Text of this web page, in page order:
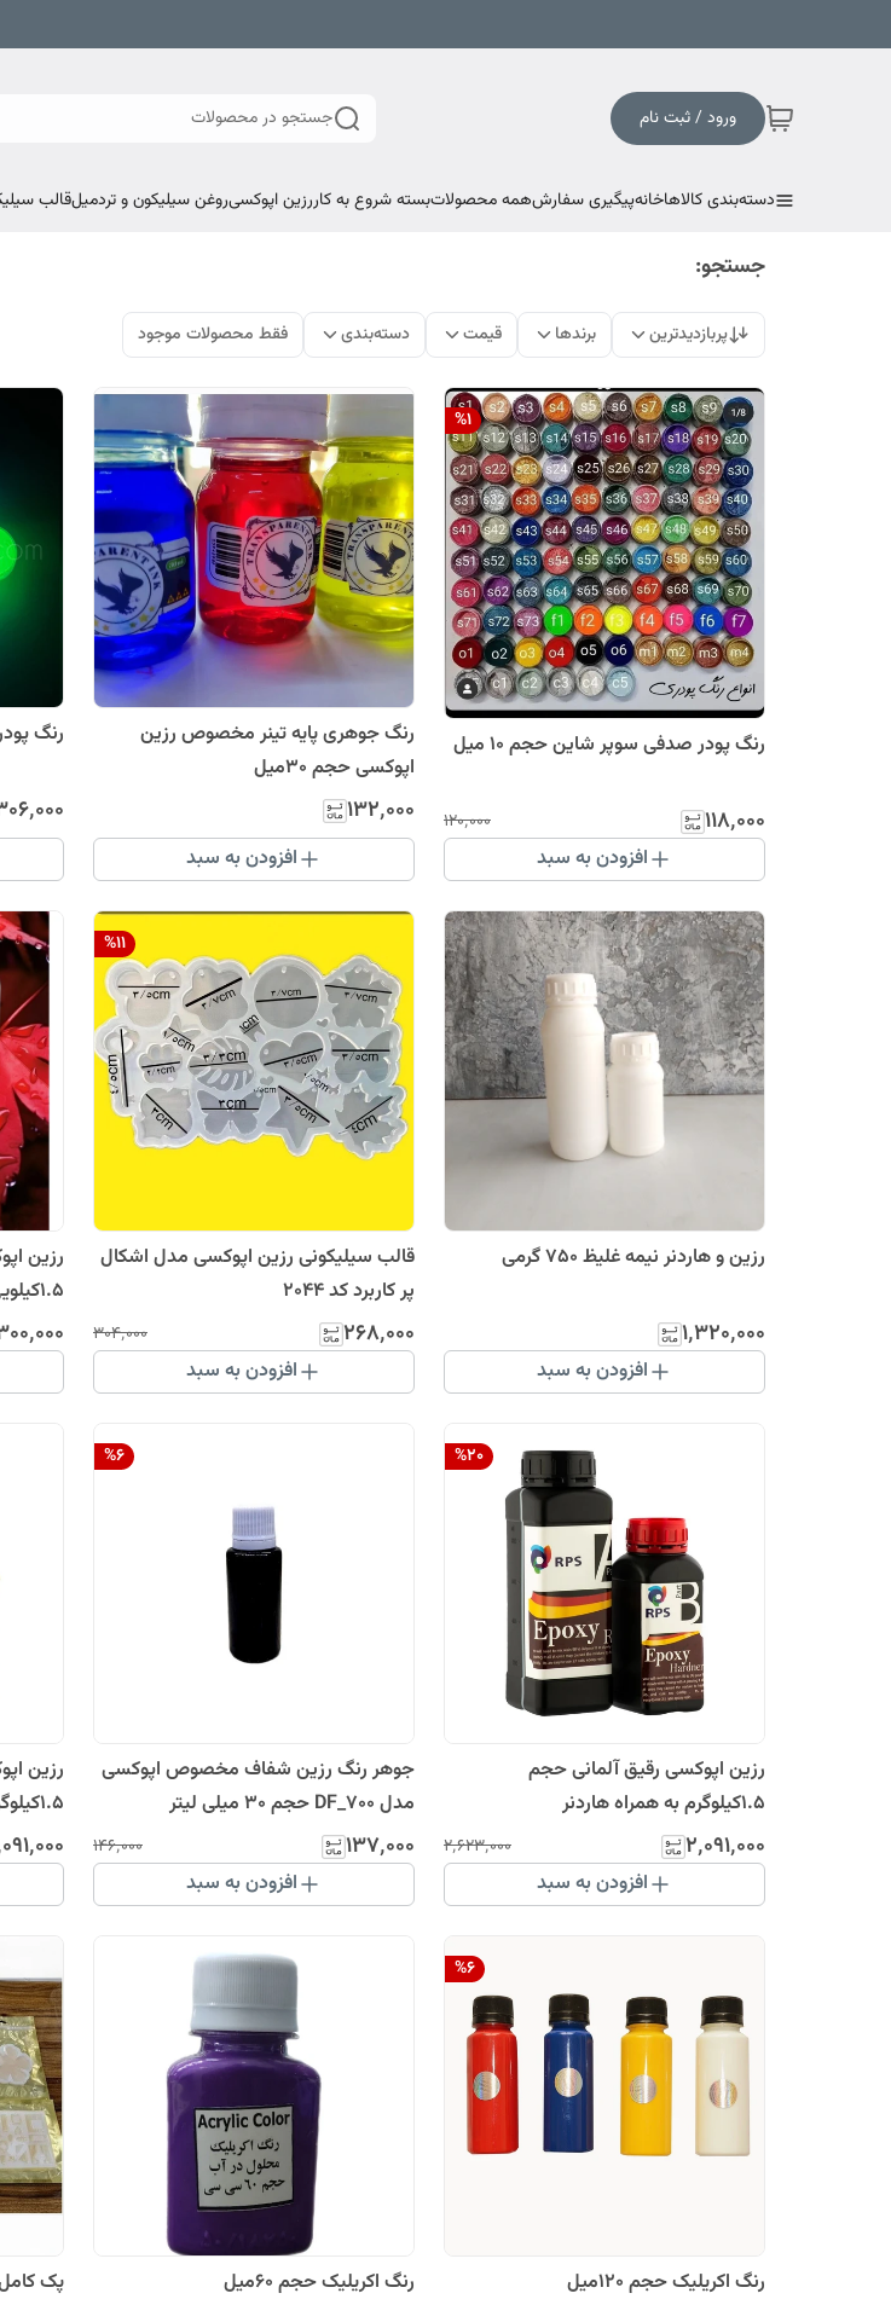
ورود / ثبت نام جستجو در محصولات
دسته‌بندی کالاهاخانهپیگیری سفارشهمه محصولاتبسته شروع به کاررزین اپوکسیروغن سیلیکون و تردمیلقالب
جستجو:
پربازدیدترین برندها قیمت دسته‌بندی فقط محصولات موجود
%1
رنگ پودر صدفی سوپر شاین حجم ۱۰ میل
۱۱۸٬۰۰۰ ۱۲۰٬۰۰۰
افزودن به سبد
رنگ جوهری پایه تینر مخصوص رزین
اپوکسی حجم 30میل
۱۳۲٬۰۰۰
افزودن به سبد
رنگ
رزین و هاردنر نیمه غلیظ 750 گرمی
۱٬۳۲۰٬۰۰۰
افزودن به سبد
%11
قالب سیلیکونی رزین اپوکسی مدل اشکال
پر کاربرد کد 2044
۲۶۸٬۰۰۰ ۳۰۴٬۰۰۰
افزودن به سبد
رزین
1.5کیلویی با هاردنر
%20
رزین اپوکسی رقیق آلمانی حجم
۱.۵کیلوگرم به همراه هاردنر
۲٬۰۹۱٬۰۰۰ ۲٬۶۲۳٬۰۰۰
افزودن به سبد
%6
جوهر رنگ رزین شفاف مخصوص اپوکسی
مدل DF_700 حجم 30 میلی لیتر
۱۳۷٬۰۰۰ ۱۴۶٬۰۰۰
افزودن به سبد
رزین
۱.۵کیلوگرم به همراه هاردنر
%6
رنگ اکریلیک حجم 120میل رنگ اکریلیک حجم 60میل پک